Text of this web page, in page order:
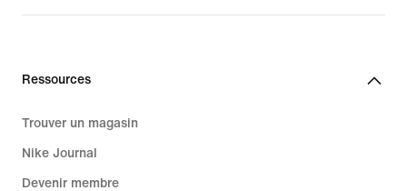
Ressources
Trouver un magasin
Nike Journal
Devenir membre